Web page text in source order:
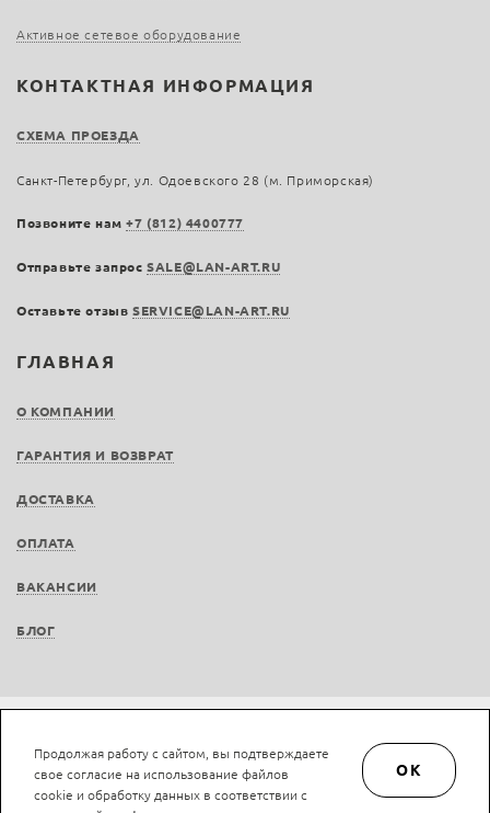
ГЛАВНАЯ
О КОМПАНИИ
ГАРАНТИЯ И ВОЗВРАТ
ДОСТАВКА
ОПЛАТА
ВАКАНСИИ
БЛОГ
Активное сетевое оборудование
КОНТАКТНАЯ ИНФОРМАЦИЯ
СХЕМА ПРОЕЗДА
Санкт-Петербург, ул. Одоевского 28 (м. Приморская)
Позвоните нам+7 (812) 4400777
Отправьте запросSALE@LAN-ART.RU
Оставьте отзыв SERVICE@LAN-ART.RU
Не является публичной офертой © LAN-art.ru, 2013—2026. Все права защищены.
Политика конфиденциальности.
Положение об обработке и защите персональных
данных.
Продолжая работу с сайтом, вы подтверждаете
свое согласие на использование файлов
cookie и обработку данных в соответствии с
OK